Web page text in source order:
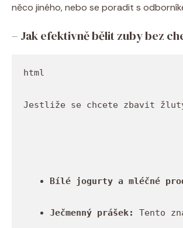
něco jiného, nebo se poradit s
– Jak efektivně bělit zuby bez
Jestliže se chcete zbavit
Bílé jogurty a mléčné
Ječmenný prášek: Tento